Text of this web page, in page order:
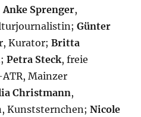
Anke Sprenger,
Günter
Kurator;Britta
Petra Steck, freie
Mainzer
Christmann,
Kunststernchen;Nicole